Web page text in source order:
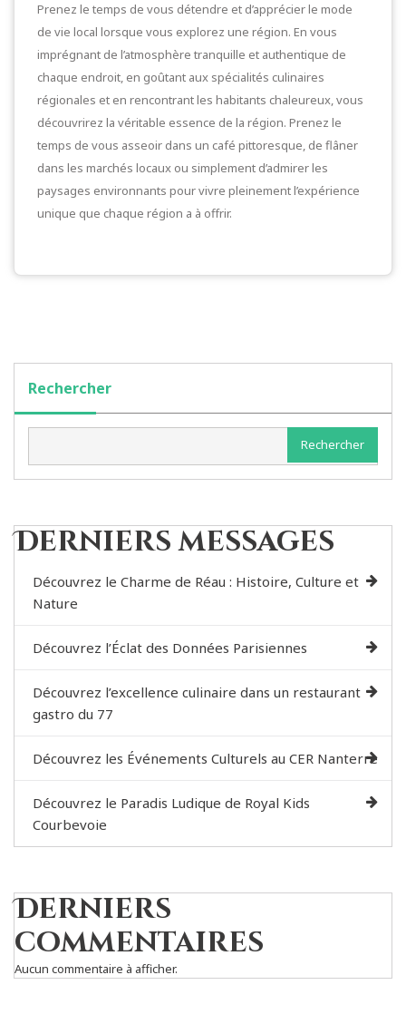
Prenez le temps de vous détendre et d’apprécier le mode
de vie local lorsque vous explorez une région. En vous
imprégnant de l’atmosphère tranquille et authentique de
chaque endroit, en goûtant aux spécialités culinaires
régionales et en rencontrant les habitants chaleureux, vous
découvrirez la véritable essence de la région. Prenez le
temps de vous asseoir dans un café pittoresque, de flâner
dans les marchés locaux ou simplement d’admirer les
paysages environnants pour vivre pleinement l’expérience
unique que chaque région a à offrir.
Rechercher
Rechercher
Derniers messages
Découvrez le Charme de Réau : Histoire, Culture et
Nature
Découvrez l’Éclat des Données Parisiennes
Découvrez l’excellence culinaire dans un restaurant
gastro du 77
Découvrez les Événements Culturels au CER Nanterre
Découvrez le Paradis Ludique de Royal Kids
Courbevoie
Derniers
commentaires
Aucun commentaire à afficher.